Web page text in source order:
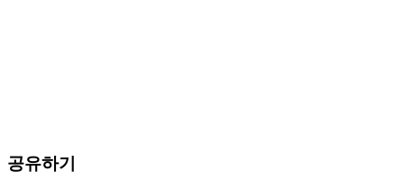
공유하기